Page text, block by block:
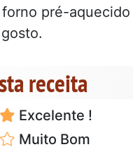
pré-
receita
Excelente !
Muito Bom